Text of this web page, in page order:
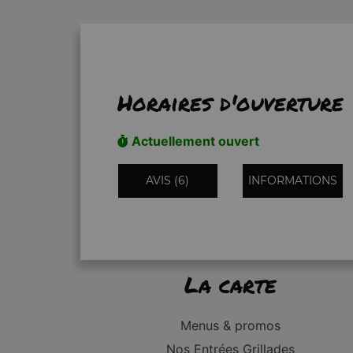
Horaires d'ouverture
Actuellement ouvert
AVIS (6) INFORMATIONS
La carte
Menus & promos
Nos Entrées Grillades